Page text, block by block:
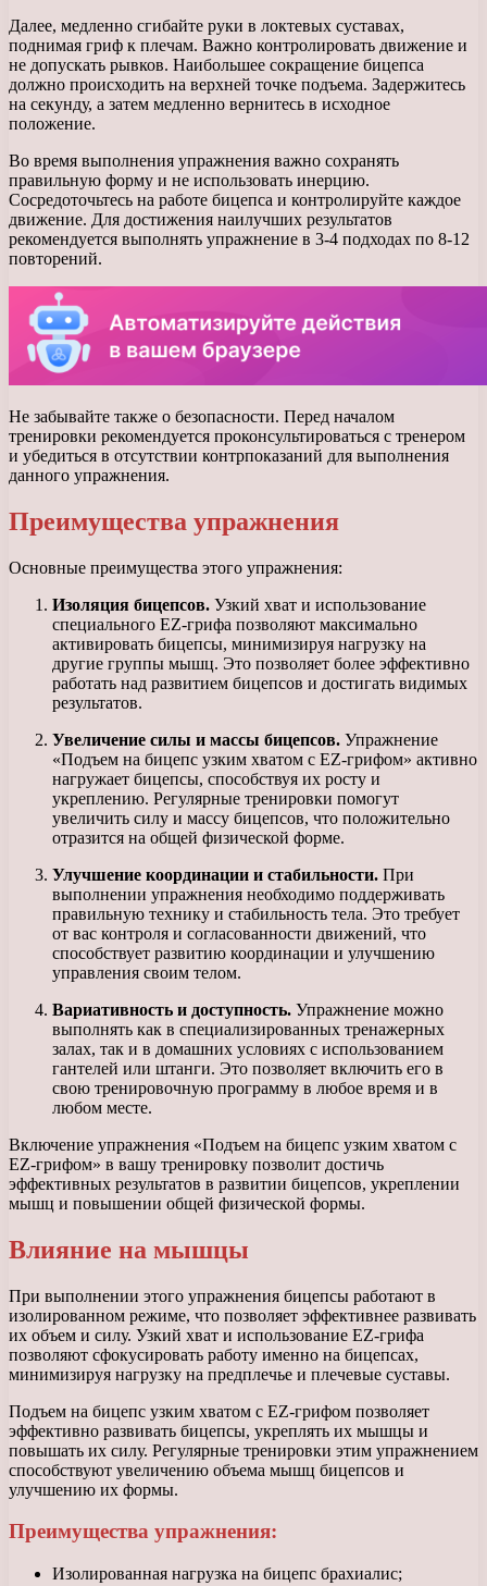
Далее, медленно сгибайте руки в локтевых суставах,
поднимая гриф к плечам. Важно контролировать движение и
не допускать рывков. Наибольшее сокращение бицепса
должно происходить на верхней точке подъема. Задержитесь
на секунду, а затем медленно вернитесь в исходное
положение.
Во время выполнения упражнения важно сохранять
правильную форму и не использовать инерцию.
Сосредоточьтесь на работе бицепса и контролируйте каждое
движение. Для достижения наилучших результатов
рекомендуется выполнять упражнение в 3-4 подходах по 8-12
повторений.
Не забывайте также о безопасности. Перед началом
тренировки рекомендуется проконсультироваться с тренером
и убедиться в отсутствии контрпоказаний для выполнения
данного упражнения.
Преимущества упражнения
Основные преимущества этого упражнения:
Изоляция бицепсов. Узкий хват и использование
специального EZ-грифа позволяют максимально
активировать бицепсы, минимизируя нагрузку на
другие группы мышц. Это позволяет более эффективно
работать над развитием бицепсов и достигать видимых
результатов.
Увеличение силы и массы бицепсов. Упражнение
«Подъем на бицепс узким хватом с EZ-грифом» активно
нагружает бицепсы, способствуя их росту и
укреплению. Регулярные тренировки помогут
увеличить силу и массу бицепсов, что положительно
отразится на общей физической форме.
Улучшение координации и стабильности. При
выполнении упражнения необходимо поддерживать
правильную технику и стабильность тела. Это требует
от вас контроля и согласованности движений, что
способствует развитию координации и улучшению
управления своим телом.
Вариативность и доступность. Упражнение можно
выполнять как в специализированных тренажерных
залах, так и в домашних условиях с использованием
гантелей или штанги. Это позволяет включить его в
свою тренировочную программу в любое время и в
любом месте.
Включение упражнения «Подъем на бицепс узким хватом с
EZ-грифом» в вашу тренировку позволит достичь
эффективных результатов в развитии бицепсов, укреплении
мышц и повышении общей физической формы.
Влияние на мышцы
При выполнении этого упражнения бицепсы работают в
изолированном режиме, что позволяет эффективнее развивать
их объем и силу. Узкий хват и использование EZ-грифа
позволяют сфокусировать работу именно на бицепсах,
минимизируя нагрузку на предплечье и плечевые суставы.
Подъем на бицепс узким хватом с EZ-грифом позволяет
эффективно развивать бицепсы, укреплять их мышцы и
повышать их силу. Регулярные тренировки этим упражнением
способствуют увеличению объема мышц бицепсов и
улучшению их формы.
Преимущества упражнения:
Изолированная нагрузка на бицепс брахиалис;